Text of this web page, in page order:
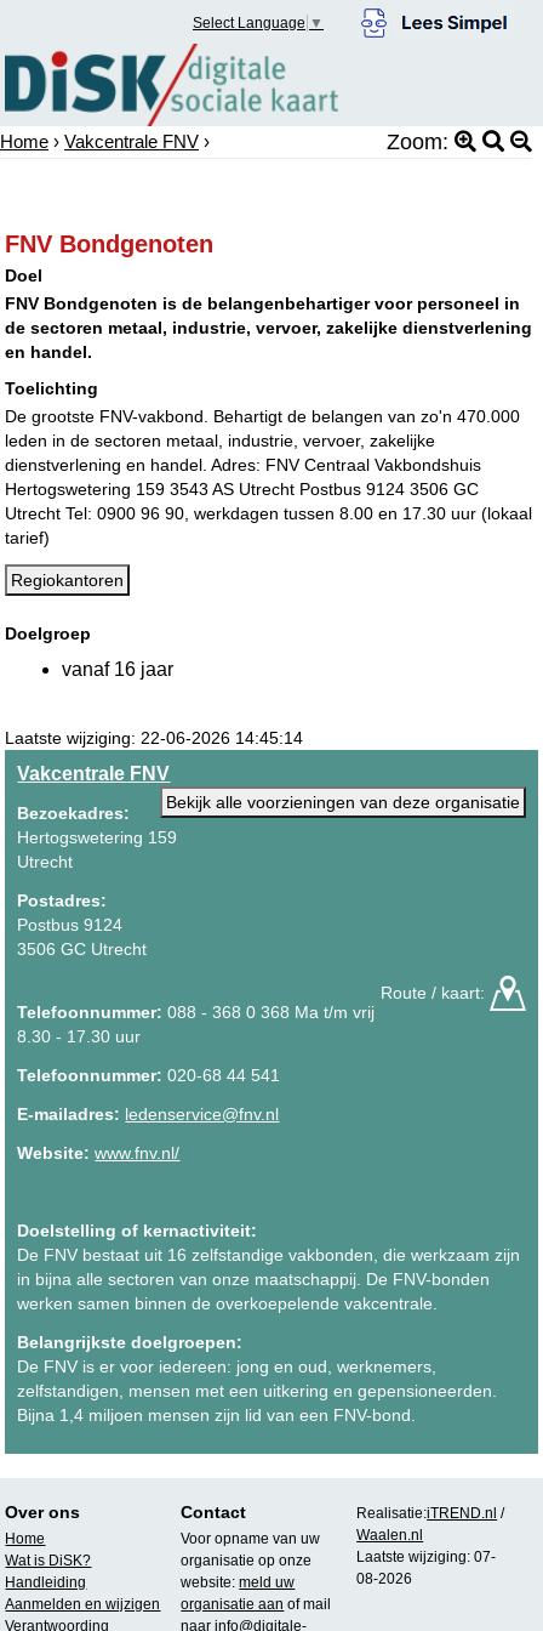
Select Language ▼
Home › Vakcentrale FNV › Zoom:
FNV Bondgenoten
Doel
FNV Bondgenoten is de belangenbehartiger voor personeel in
de sectoren metaal, industrie, vervoer, zakelijke dienstverlening
en handel.
Toelichting
De grootste FNV-vakbond. Behartigt de belangen van zo'n 470.000
leden in de sectoren metaal, industrie, vervoer, zakelijke
dienstverlening en handel. Adres: FNV Centraal Vakbondshuis
Hertogswetering 159 3543 AS Utrecht Postbus 9124 3506 GC
Utrecht Tel: 0900 96 90, werkdagen tussen 8.00 en 17.30 uur (lokaal
tarief)
Regiokantoren
Doelgroep
vanaf 16 jaar
Laatste wijziging: 22-06-2026 14:45:14
Vakcentrale FNV
Bekijk alle voorzieningen van deze organisatie
Bezoekadres:
Hertogswetering 159
Utrecht
Postadres:
Postbus 9124
3506 GC Utrecht
Route / kaart:
Telefoonnummer: 088 - 368 0 368 Ma t/m vrij
8.30 - 17.30 uur
Telefoonnummer: 020-68 44 541
E-mailadres: ledenservice@fnv.nl
Website: www.fnv.nl/
Doelstelling of kernactiviteit:
De FNV bestaat uit 16 zelfstandige vakbonden, die werkzaam zijn
in bijna alle sectoren van onze maatschappij. De FNV-bonden
werken samen binnen de overkoepelende vakcentrale.
Belangrijkste doelgroepen:
De FNV is er voor iedereen: jong en oud, werknemers,
zelfstandigen, mensen met een uitkering en gepensioneerden.
Bijna 1,4 miljoen mensen zijn lid van een FNV-bond.
Over ons
Home
Wat is DiSK?
Handleiding
Aanmelden en wijzigen
Verantwoording
Contact
Voor opname van uw
organisatie op onze
website:meld uw
organisatie aan of mail
naarinfo@digitale-
Realisatie:iTREND.nl /
Waalen.nl
Laatste wijziging: 07-
08-2026